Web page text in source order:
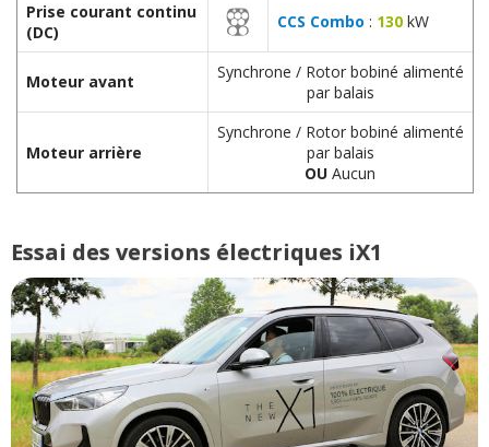
Prise courant continu
(DC)
CCS Combo : 130kW
Moteur avant
Synchrone / Rotor bobiné alimenté
par balais
Moteur arrière
Synchrone / Rotor bobiné alimenté
par balais
OU Aucun
Essai des versions électriques iX1